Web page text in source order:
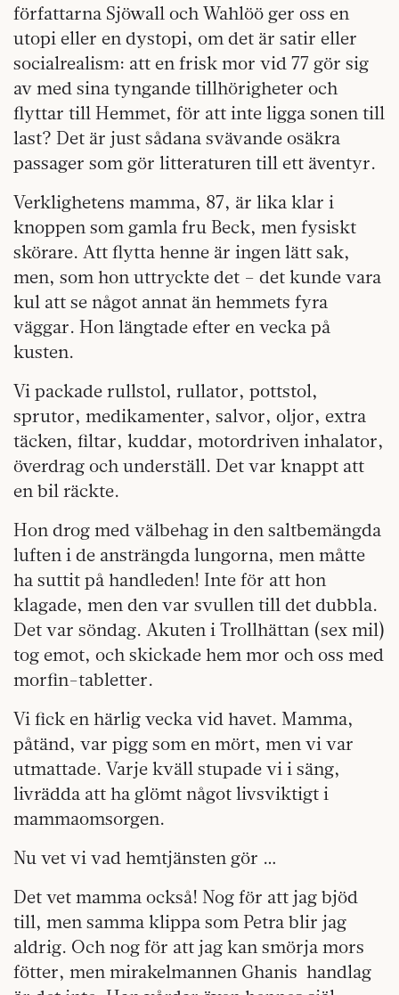
författarna Sjöwall och Wahlöö ger oss en
utopi eller en dystopi, om det är satir eller
socialrealism: att en frisk mor vid 77 gör sig
av med sina tyngande tillhörigheter och
flyttar till Hemmet, för att inte ligga sonen till
last? Det är just sådana svävande osäkra
passager som gör litteraturen till ett äventyr.
Verklighetens mamma, 87, är lika klar i
knoppen som gamla fru Beck, men fysiskt
skörare. Att flytta henne är ingen lätt sak,
men, som hon uttryckte det – det kunde vara
kul att se något annat än hemmets fyra
väggar. Hon längtade efter en vecka på
kusten.
Vi packade rullstol, rullator, pottstol,
sprutor, medikamenter, salvor, oljor, extra
täcken, filtar, kuddar, motordriven inhalator,
överdrag och underställ. Det var knappt att
en bil räckte.
Hon drog med välbehag in den saltbemängda
luften i de ansträngda lungorna, men måtte
ha suttit på handleden! Inte för att hon
klagade, men den var svullen till det dubbla.
Det var söndag. Akuten i Trollhättan (sex mil)
tog emot, och skickade hem mor och oss med
morfin-tabletter.
Vi fick en härlig vecka vid havet. Mamma,
påtänd, var pigg som en mört, men vi var
utmattade. Varje kväll stupade vi i säng,
livrädda att ha glömt något livsviktigt i
mammaomsorgen.
Nu vet vi vad hemtjänsten gör …
Det vet mamma också! Nog för att jag bjöd
till, men samma klippa som Petra blir jag
aldrig. Och nog för att jag kan smörja mors
fötter, men mirakelmannen Ghanis handlag